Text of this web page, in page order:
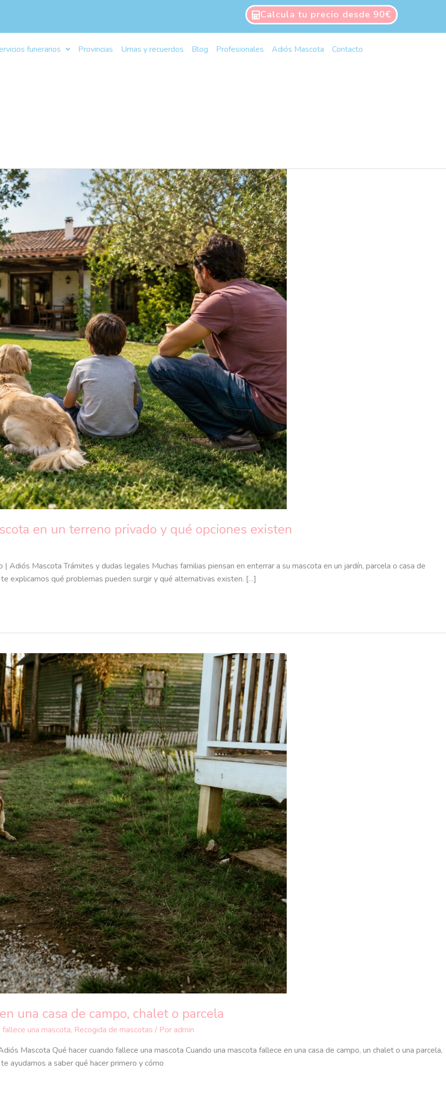
Calcula tu precio desde 90€
funerarios Provincias Urnas y recuerdos Blog Profesionales Adiós Mascota Contacto
en un terreno privado y qué opciones existen
Adiós Mascota Trámites y dudas legales Muchas familias piensan en enterrar a su mascota en un jardín, parcela o casa de
explicamos qué problemas pueden surgir y qué alternativas existen. […]
una casa de campo, chalet o parcela
fallece una mascota, Recogida de mascotas / Por admin
Mascota Qué hacer cuando fallece una mascota Cuando una mascota fallece en una casa de campo, un chalet o una parcela,
ayudamos a saber qué hacer primero y cómo